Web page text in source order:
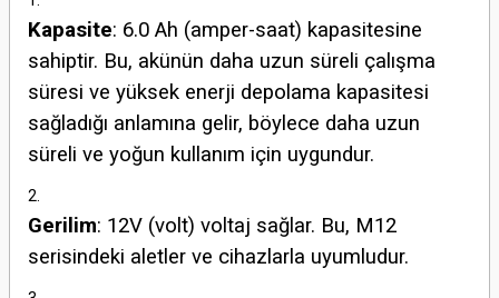
Kapasite: 6.0 Ah (amper-saat) kapasitesine
sahiptir. Bu, akünün daha uzun süreli çalışma
süresi ve yüksek enerji depolama kapasitesi
sağladığı anlamına gelir, böylece daha uzun
süreli ve yoğun kullanım için uygundur.
Gerilim: 12V (volt) voltaj sağlar. Bu, M12
serisindeki aletler ve cihazlarla uyumludur.